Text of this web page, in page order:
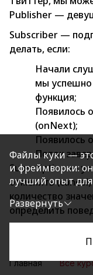
Publisher —
Subscriber —
делать, если:
Начали
мы успешно
функция;
Появилось
(onNext);
Появилось
Поток
Subscription — у
отменить
количество
определить
значении, а
Processor —
одновременно и
Главная Все
Файлы куки —
и фреймворки:
лучший опыт для
политикой
«Принимаю
Развернуть